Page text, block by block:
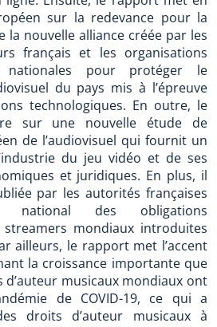
sur la redevance pour la
la nouvelle alliance créée par les
français et les organisations
nationales pour protéger le
du pays mis à l’épreuve
technologiques. En outre, le
sur une nouvelle étude de
de l’audiovisuel qui fournit un
du jeu vidéo et de ses
et juridiques. En plus, il
par les autorités françaises
national des obligations
streamers mondiaux introduites
ailleurs, le rapport met l’accent
la croissance importante que
d’auteur musicaux mondiaux ont
de COVID-19, ce qui a
droits d’auteur musicaux à